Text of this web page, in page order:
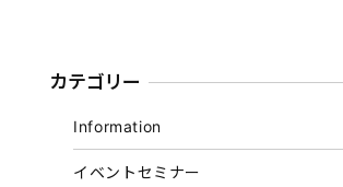
カテゴリー
Information
イベントセミナー